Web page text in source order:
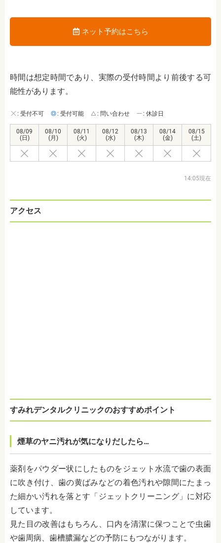
ネット予約はこちら
時間は想定時間であり、実際の受付時間より前後する可
能性があります。
: 受付不可 : 受付可能 : 問い合わせ : 休診日
08/09
(日)
08/10
(月)
08/11
(火)
08/12
(水)
08/13
(木)
08/14
(金)
08/15
(土)
14:05現在
アクセス
すみれデンタルクリニックのおすすめポイント
煙草のヤニ汚れが気になりだしたら…
薬剤をパウダー状にしたものをジェット水流で歯の表面
に吹き付け、歯の黄ばみなどの着色汚れや隙間にたまっ
た細かい汚れを落とす「ジェットクリーニング」に対応
しています。
見た目の改善はもちろん、口内を清潔に保つことで虫歯
や歯周病、歯槽膿漏などの予防にもつながります。